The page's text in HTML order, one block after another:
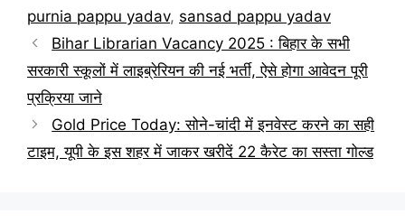
purnia pappu yadav, sansad pappu yadav
Bihar Librarian Vacancy 2025 : बिहार के सभी
सरकारी स्कूलों में लाइब्रेरियन की नई भर्ती, ऐसे होगा आवेदन पूरी
प्रक्रिया जाने
Gold Price Today: सोने-चांदी में इनवेस्ट करने का सही
टाइम, यूपी के इस शहर में जाकर खरीदें 22 कैरेट का सस्ता गोल्ड